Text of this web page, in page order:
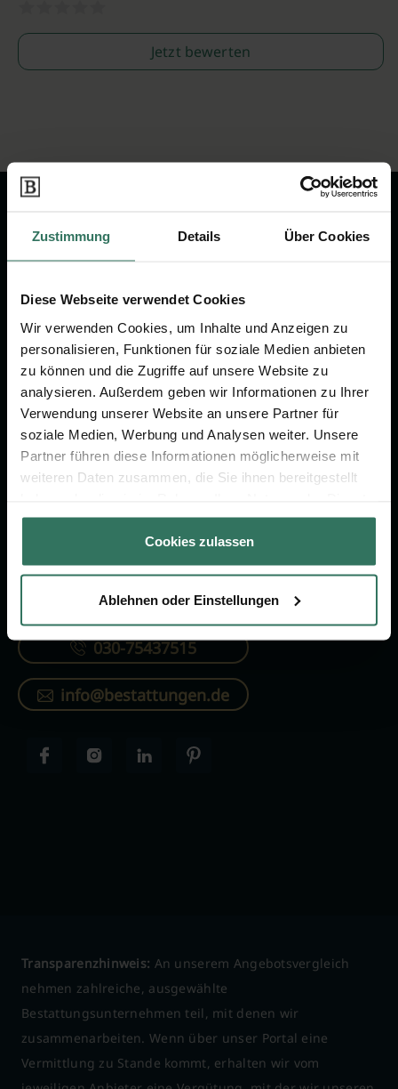
Zustimmung Details Über Cookies
Diese Webseite verwendet Cookies
Wir verwenden Cookies, um Inhalte und Anzeigen zu
personalisieren, Funktionen für soziale Medien anbieten
zu können und die Zugriffe auf unsere Website zu
analysieren. Außerdem geben wir Informationen zu Ihrer
Verwendung unserer Website an unsere Partner für
soziale Medien, Werbung und Analysen weiter. Unsere
Partner führen diese Informationen möglicherweise mit
weiteren Daten zusammen, die Sie ihnen bereitgestellt
gesammelt haben.
Cookies zulassen
Ablehnen oder Einstellungen
Jetzt bewerten
Wir sind Ihr Ansprechpartner rund
Vorsorge.
Jetzt beraten lassen
FÜR SIE
Vergleich
Verzeichnis
FÜR BESTATTER
Online-Portal
KONTAKTIEREN SIE UNS
030-75437515
info@bestattungen.de
Transparenzhinweis: An unserem Angebotsvergleich
nehmen zahlreiche, ausgewählte
Bestattungsunternehmen teil, mit denen wir
zusammenarbeiten. Wenn über unser Portal eine
Vermittlung zu Stande kommt, erhalten wir vom